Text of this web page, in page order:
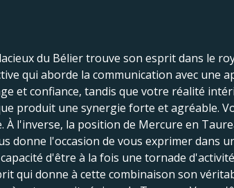
du Bélier trouve son esprit dans le
qui aborde la communication avec
et confiance, tandis que votre réalité
produit une synergie forte et agréable.
À l'inverse, la position de Mercure en
donne l'occasion de vous exprimer
d'être à la fois une tornade
qui donne à cette combinaison son